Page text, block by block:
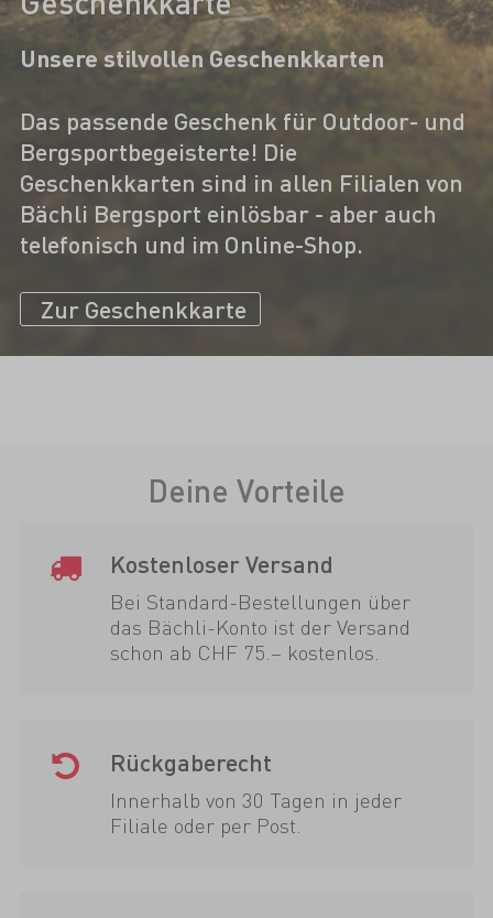
Unsere stilvollen Geschenkkarten
Das passende Geschenk für Outdoor- und
Bergsportbegeisterte! Die
Geschenkkarten sind in allen Filialen von
Bächli Bergsport einlösbar - aber auch
telefonisch und im Online-Shop.
Zur Geschenkkarte
Deine Vorteile
Kostenloser Versand
Bei Standard-Bestellungen über
das Bächli-Konto ist der Versand
schon ab CHF 75.– kostenlos.
Rückgaberecht
Innerhalb von 30 Tagen in jeder
Filiale oder per Post.